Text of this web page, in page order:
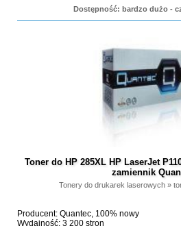
Dostępność: bardzo dużo -
Toner do HP 285XL HP LaserJet
zamiennik
Tonery do drukarek laserowych»
Producent: Quantec, 100% nowy
Wydajność: 3 200 stron